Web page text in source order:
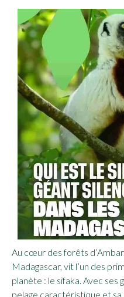
Au cœur des forêts
Madagascar, vit l’un des
planète : le sifaka. Avec ses
pelage caractéristique et